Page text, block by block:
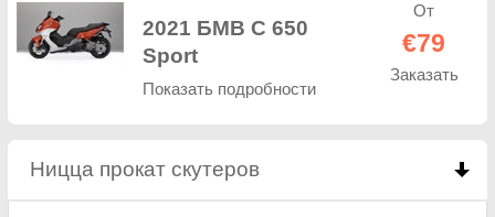
2021 БМВ C 650
Sport
Показать подробности
От
€79
Заказать
Ницца прокат скутеров click to collapse